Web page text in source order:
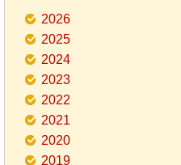
2026
2025
2024
2023
2022
2021
2020
2019